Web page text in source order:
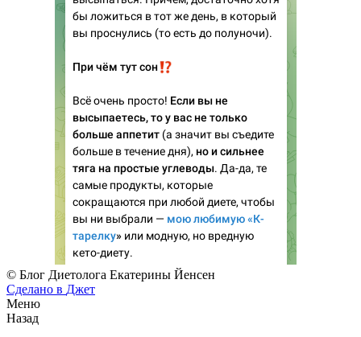
© Блог Диетолога Екатерины Йенсен
Сделано в Джет
Меню
Назад